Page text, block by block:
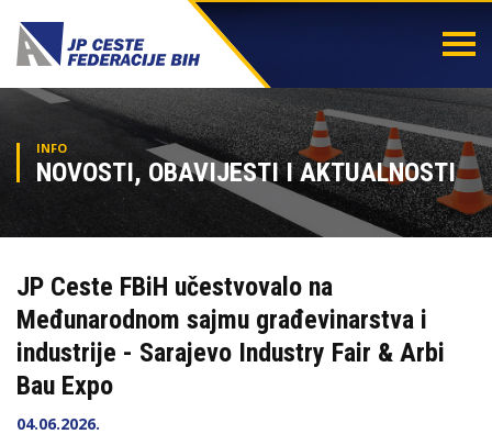
INFO
NOVOSTI, OBAVIJESTI I AKTUALNOSTI
JP Ceste FBiH učestvovalo na
Međunarodnom sajmu građevinarstva i
industrije - Sarajevo Industry Fair & Arbi
Bau Expo
04.06.2026.